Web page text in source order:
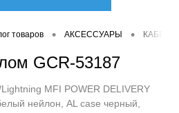
товаров • АКСЕССУАРЫ •
GCR-53187
MFI POWER DELIVERY
нейлон, AL case черный,